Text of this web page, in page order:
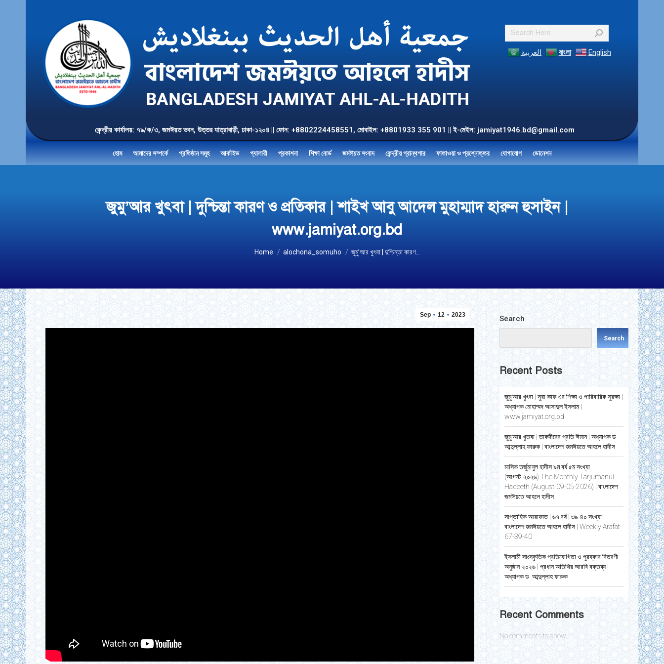
Search:
العربية বাংলা English
কেন্দ্রীয় কার্যালয়: ৭৯/ক/৩, জমঈয়ত ভবন, উত্তর যাত্রাবাড়ী, ঢাকা-১২০৪ || ফোন: +8802224458551, মোবাইল: +8801933 355 901 || ই-মেইল: jamiyat1946.bd@gmail.com
হোম আমাদের সম্পর্কে প্রতিষ্ঠান সমূহ আর্কাইভ গ্যালারী প্রকাশনা শিক্ষা বোর্ড জমঈয়ত সংবাদ কেন্দ্রীয় গ্রান্থগার ফাতাওয়া ও প্রশ্নোত্তর যোগাযোগ ডোনেশন
জুমু’আর খুৎবা | দুশ্চিন্তা কারণ ও প্রতিকার | শাইখ আবু আদেল মুহাম্মাদ হারুন হুসাইন |
www.jamiyat.org.bd
You are here:
Home alochona_somuho জুমু’আর খুৎবা | দুশ্চিন্তা কারণ…
Sep 12 2023 Search
Search
Recent Posts
জুমু’আর খুৎবা | সুরা কাফ এর শিক্ষা ও পারিবারিক সুরক্ষা |
অধ্যাপক মোহাম্মদ আসাদুল ইসলাম |
www.jamiyat.org.bd
জুমু’আর খুতবা | তাকদীরের প্রতি ঈমান | অধ্যাপক ড.
আব্দুল্লাহ ফারুক | বাংলাদেশ জমঈয়তে আহলে হাদীস
মাসিক তর্জুমানুল হাদীস ৯ম বর্ষ ৫ম সংখ্যা
(আগস্ট-২০২৬) The Monthly Tarjumanul
Hadeeth (August-09-05-2026) | বাংলাদেশ
জমঈয়তে আহলে হাদীস
সাপ্তাহিক আরাফাত | ৬৭ বর্ষ | ৩৯-৪০ সংখ্যা |
বাংলাদেশ জমঈয়তে আহলে হাদীস | Weekly Arafat-
67-39-40
ইসলামী সাংস্কৃতিক প্রতিযোগিতা ও পুরষ্কার বিতরণী
অনুষ্ঠান-২০২৬ | প্রধান অতিথির আরবি বক্তব্য |
অধ্যাপক ড. আব্দুল্লাহ ফারুক
Recent Comments
No comments to show.